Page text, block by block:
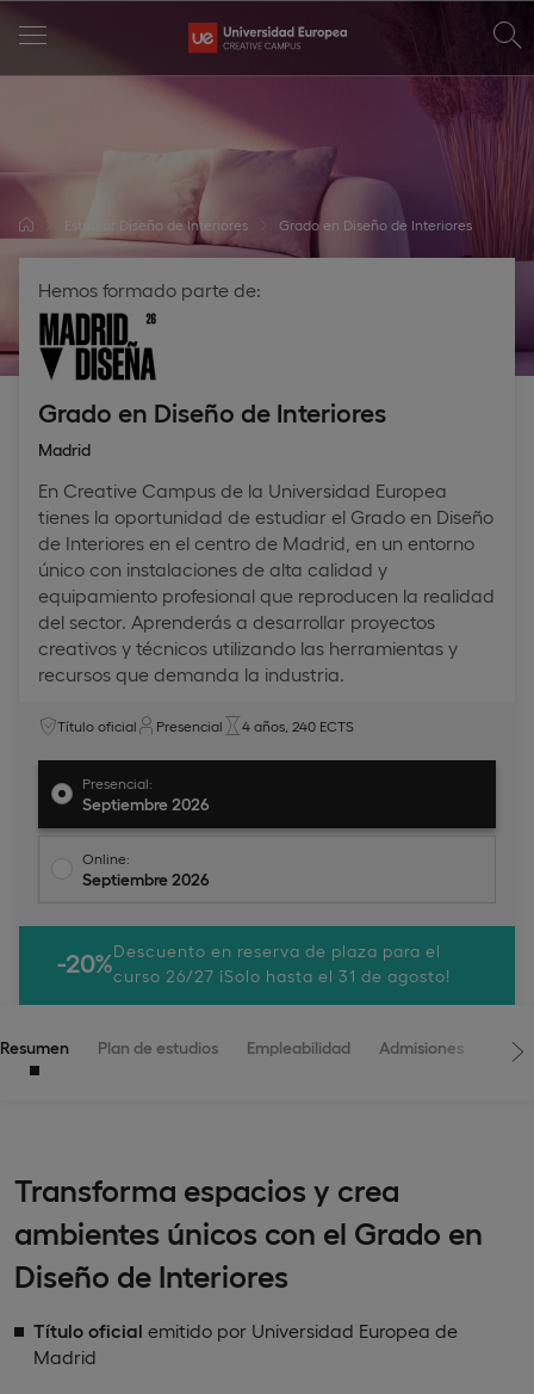
Hemos formado parte de:
Grado en Diseño de Interiores
Madrid
En Creative Campus de la Universidad Europea
tienes la oportunidad de estudiar el Grado en Diseño
de Interiores en el centro de Madrid, en un entorno
único con instalaciones de alta calidad y
equipamiento profesional que reproducen la realidad
del sector. Aprenderás a desarrollar proyectos
creativos y técnicos utilizando las herramientas y
recursos que demanda la industria.
Título oficial Presencial 4 años, 240 ECTS
Presencial:
Septiembre 2026
Online:
Septiembre 2026
-20%Descuento en reserva de plaza para el
curso 26/27 ¡Solo hasta el 31 de agosto!
Estudiar Diseño de Interiores Grado en Diseño de Interiores
Resumen Plan de estudios Empleabilidad Admisiones
Transforma espacios y crea
ambientes únicos con el Grado en
Diseño de Interiores
Título oficial emitido por Universidad Europea de
Madrid